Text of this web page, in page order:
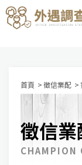
首頁 徵信業配
徵信業
CHAMPION